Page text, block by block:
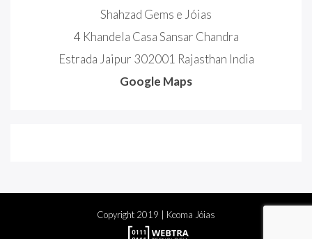
Shahzad Gems e Jóias
4 Khandela Casa Sansar Chandra
Estrada Jaipur 302001 Rajasthan India
Google Maps
Copyright 2019 | Keoma Jóias